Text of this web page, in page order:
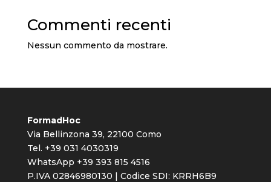
Commenti recenti
Nessun commento da mostrare.
FormadHoc
Via Bellinzona 39, 22100 Como
Tel. +39 031 4030319
WhatsApp +39 393 815 4516
P.IVA 02846980130 | Codice SDI: KRRH6B9